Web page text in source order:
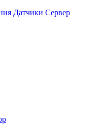
Датчики Сервер